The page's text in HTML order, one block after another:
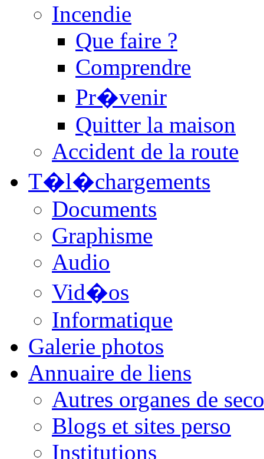
Incendie
Que faire ?
Comprendre
Pr�venir
Quitter la maison
Accident de la route
T�l�chargements
Documents
Graphisme
Audio
Vid�os
Informatique
Galerie photos
Annuaire de liens
Autres organes de
Blogs et sites perso
Institutions